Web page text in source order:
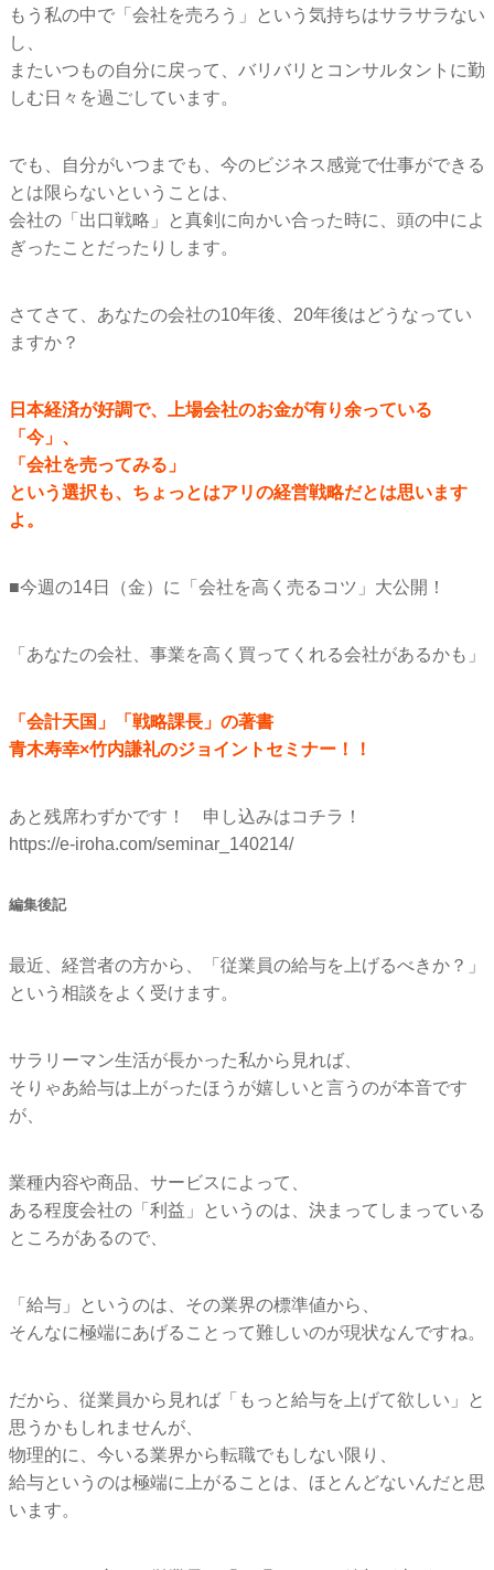
もう私の中で「会社を売ろう」という気持ちはサラサラない
し、
またいつもの自分に戻って、 バリバリとコンサルタントに勤
しむ日々を過ごしています。
でも、自分がいつまでも、 今のビジネス感覚で仕事ができる
とは限らないということは、
会社の「出口戦略」と真剣に向かい合った時に、 頭の中によ
ぎったことだったりします。
さてさて、あなたの会社の10年後、 20年後はどうなってい
ますか？
日本経済が好調で、上場会社のお金が有り余っている
「今」、
「会社を売ってみる」
という選択も、ちょっとはアリの経営戦略だとは思います
よ。
■今週の14日（金）に「会社を高く売るコツ」大公開！
「あなたの会社、事業を高く買ってくれる会社があるかも」
「会計天国」「戦略課長」の著書
青木寿幸×竹内謙礼のジョイントセミナー！！
あと残席わずかです！ 申し込みはコチラ！
https://e-iroha.com/seminar_ 140214/
編集後記
最近、経営者の方から、「従業員の給与を上げるべきか？」
という相談をよく受けます。
サラリーマン生活が長かった私から見れば、
そりゃあ給与は上がったほうが嬉しいと言うのが本音です
が、
業種内容や商品、サービスによって、
ある程度会社の「利益」というのは、 決まってしまっている
ところがあるので、
「給与」というのは、その業界の標準値から、
そんなに極端にあげることって難しいのが現状なんですね。
だから、従業員から見れば「もっと給与を上げて欲しい」
と
思うかもしれませんが、
物理的に、今いる業界から転職でもしない限り、
給与というのは極端に上がることは、 ほとんどないんだと思
います。